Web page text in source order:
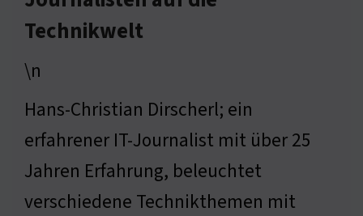
Technikwelt
\n
Hans-Christian Dirscherl; ein
erfahrener IT-Journalist mit über 25
Jahren Erfahrung, beleuchtet
verschiedene Technikthemen mit